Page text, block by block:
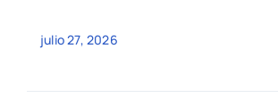
julio 27, 2026